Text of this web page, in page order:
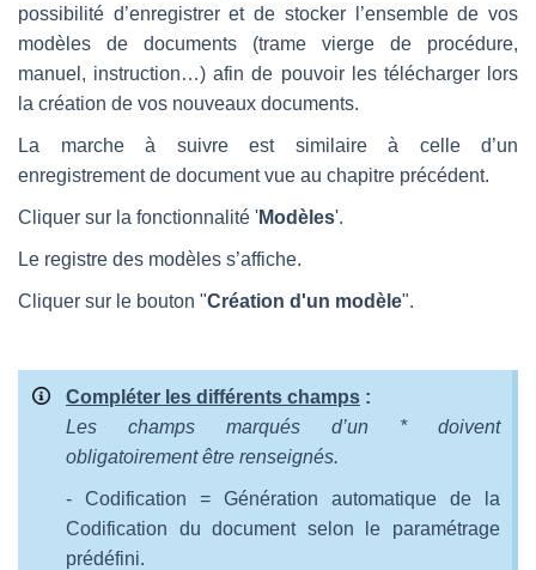
possibilité d’enregistrer et de stocker l’ensemble de vos
modèles de documents (trame vierge de procédure,
manuel, instruction…) afin de pouvoir les télécharger lors
la création de vos nouveaux documents.
La marche à suivre est similaire à celle d’un
enregistrement de document vue au chapitre précédent.
Cliquer sur la fonctionnalité 'Modèles'.
Le registre des modèles s’affiche.
Cliquer sur le bouton "Création d'un modèle".
Compléter les différents champs :
Les champs marqués d’un *
doivent
obligatoirement être renseignés.
- Codification = Génération automatique de la
Codification du document selon le paramétrage
prédéfini.